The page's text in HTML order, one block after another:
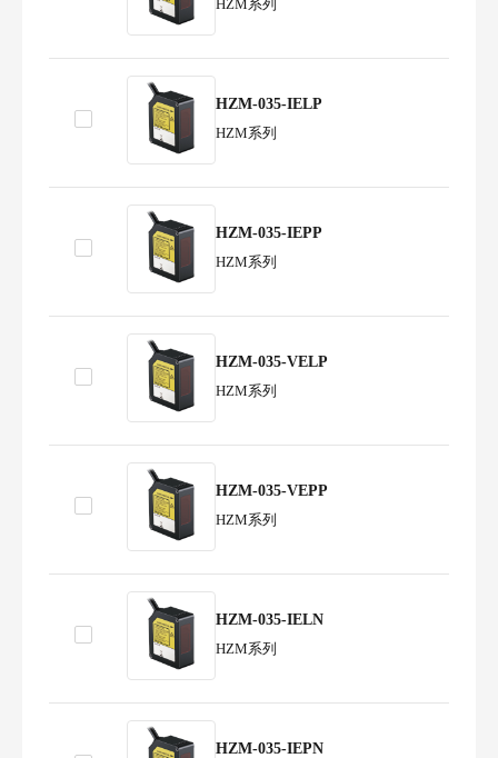
HZM系列
HZM-035-IELP
HZM系列
HZM-035-IEPP
HZM系列
HZM-035-VELP
HZM系列
HZM-035-VEPP
HZM系列
HZM-035-IELN
HZM系列
HZM-035-IEPN